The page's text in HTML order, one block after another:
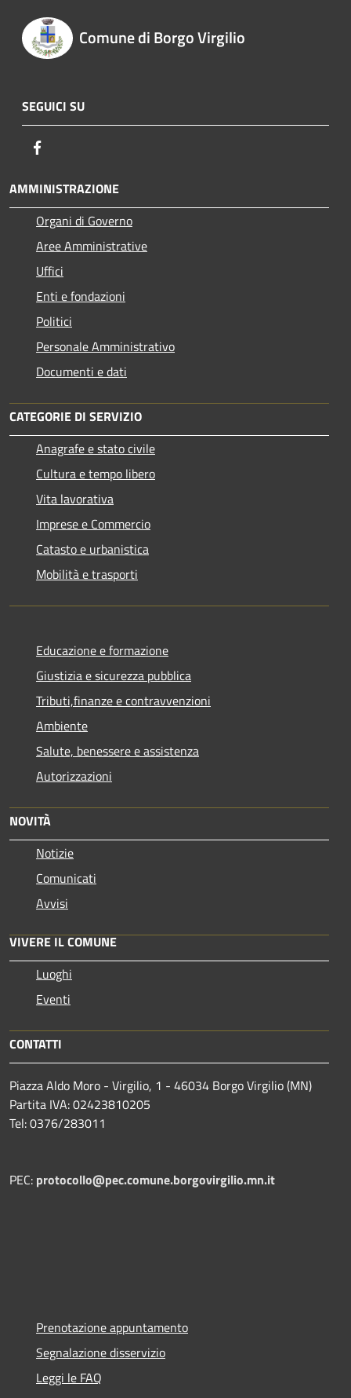
Comune di Borgo Virgilio
SEGUICI SU
AMMINISTRAZIONE
Organi di Governo
Aree Amministrative
Uffici
Enti e fondazioni
Politici
Personale Amministrativo
Documenti e dati
CATEGORIE DI SERVIZIO
Anagrafe e stato civile
Cultura e tempo libero
Vita lavorativa
Imprese e Commercio
Catasto e urbanistica
Mobilità e trasporti
Educazione e formazione
Giustizia e sicurezza pubblica
Tributi,finanze e contravvenzioni
Ambiente
Salute, benessere e assistenza
Autorizzazioni
NOVITÀ
Notizie
Comunicati
Avvisi
VIVERE IL COMUNE
Luoghi
Eventi
CONTATTI
Piazza Aldo Moro - Virgilio, 1 - 46034 Borgo Virgilio (MN)
Partita IVA: 02423810205
Tel: 0376/283011
PEC: protocollo@pec.comune.borgovirgilio.mn.it
Prenotazione appuntamento
Segnalazione disservizio
Leggi le FAQ